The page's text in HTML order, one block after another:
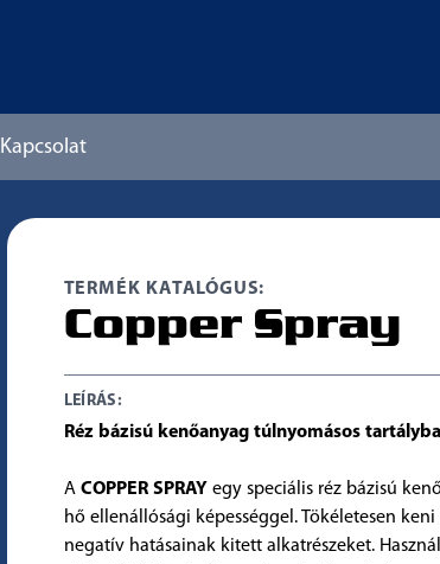
Kapcsolat
TERMÉK KATALÓGUS:
Copper Spray
LEÍRÁS:
Réz bázisú kenőanyag túlnyomásos
A COPPER SPRAY egy speciális réz bázisú
hő ellenállósági képességgel. Tökéletesen
negatív hatásainak kitett alkatrészeket.